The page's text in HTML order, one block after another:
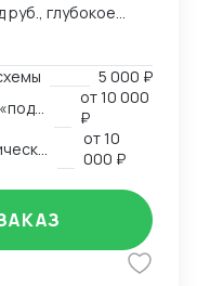
глубокое
закупок.
полного
до
с китайскими
качества,
подбор
—
брокеров, расчёт
сделок
5 000 ₽
от10 000
₽
от10
000 ₽